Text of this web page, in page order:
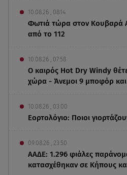
10.08.26 , 08:14
Φωτιά τώρα στον Κουβαρά
από το 112
10.08.26 , 07:58
Ο καιρός Hot Dry Windy
χώρα - Άνεμοι 9 μποφόρ και
10.08.26 , 03:00
Εορτολόγιο: Ποιοι
09.08.26 , 23:50
ΑΑΔΕ: 1.296 φιάλες
κατασχέθηκαν σε Κήπους